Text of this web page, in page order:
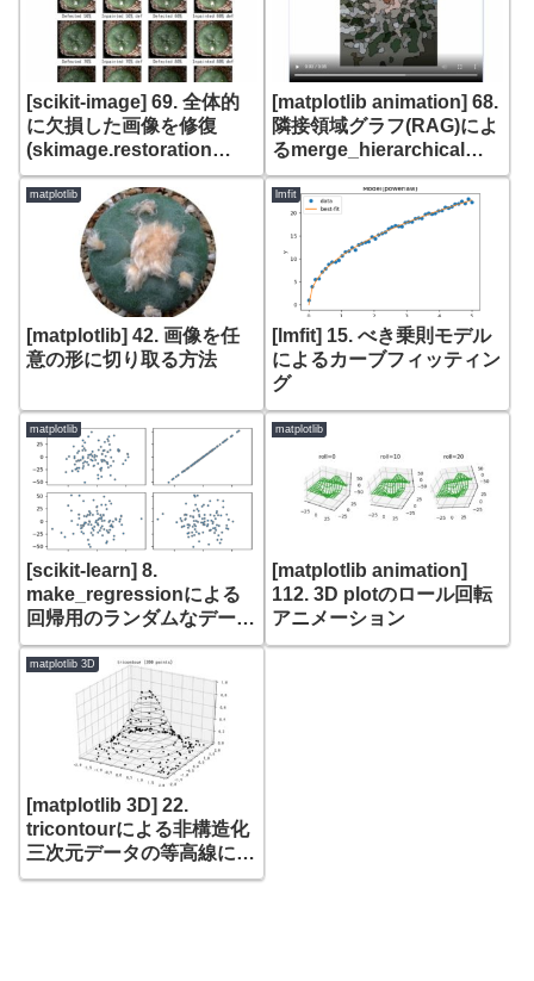
[scikit-image] 69. 全体的
に欠損した画像を修復
(skimage.restoration
inpaint_biharmonic)
[matplotlib animation] 68.
隣接領域グラフ(RAG)によ
るmerge_hierarchicalの
thresh変化アニメーション
matplotlib
[matplotlib] 42. 画像を任
意の形に切り取る方法
lmfit
[lmfit] 15. べき乗則モデル
によるカーブフィッティン
グ
matplotlib
[scikit-learn] 8.
make_regressionによる
回帰用のランダムなデータ
の生成
matplotlib
[matplotlib animation]
112. 3D plotのロール回転
アニメーション
matplotlib 3D
[matplotlib 3D] 22.
tricontourによる非構造化
三次元データの等高線によ
る可視化